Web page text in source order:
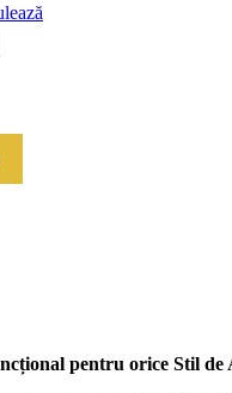
pentru orice Stil de